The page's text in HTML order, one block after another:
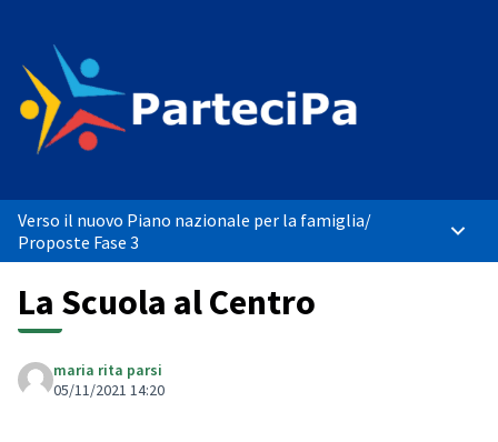
Verso il nuovo Piano nazionale per la famiglia/
Proposte Fase 3
La Scuola al Centro
maria rita parsi
05/11/2021 14:20